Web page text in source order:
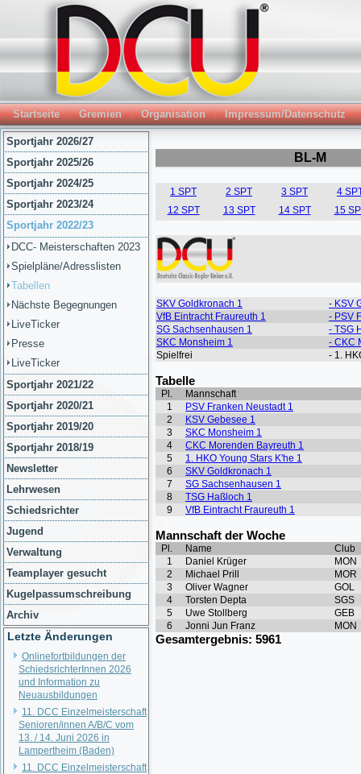
Startseite Gremien Organisation Impressum/Datenschutz
Sportjahr 2026/27
Sportjahr 2025/26
Sportjahr 2024/25
Sportjahr 2023/24
Sportjahr 2022/23
DCC- Meisterschaften 2023
Spielpläne/Adresslisten
Tabellen
Nächste Begegnungen
LiveTicker
Presse
LiveTicker
Sportjahr 2021/22
Sportjahr 2020/21
Sportjahr 2019/20
Sportjahr 2018/19
Newsletter
Lehrwesen
Schiedsrichter
Jugend
Verwaltung
Teamplayer gesucht
Kugelpassumschreibung
Archiv
Letzte Änderungen
Onlinefortbildungen der
SchiedsrichterInnen 2026
und Information zu
Neuausbildungen
11. DCC Einzelmeisterschaft
Senioren/innen A/B/C vom
13. / 14. Juni 2026 in
Lampertheim (Baden)
11. DCC Einzelmeisterschaft